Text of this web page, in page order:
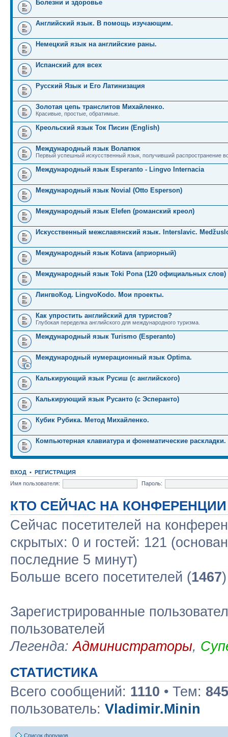
Болезни и здоровье
Английский язык. В помощь изучающим.
Немецкий язык на английские раны.
Испанский для всех
Русский Язык и Его Латинизация
Золотая цепь транслитов Михайленко.
Красивые, простые, обратимые.
Креольский язык Ток Писин (English)
Международный язык Волапюк
Первый успешный искусственный язык, получивший распространение
Международный язык Esperanto - Lingvo Internacia
Международный язык Novial (Otto Esperson)
Международный язык Elefen (романский креол)
Искусственный межславянский язык. Interslavic.
Международный язык Kotava (априорный)
Международный язык Toki Pona (120 официальных слов)
ЛингвоКод. LingvoKodo. Мои проекты.
Как упростить английский для туристов?
Глубокая переделка английского для международного туризма.
Международный язык Turismo (Esperanto)
Международный нумерационный язык Optima.
Калькирующий язык Русиш (с английского)
Калькирующий язык Русанто (с Эсперанто)
Кубик Рубика. Метод Михайленко.
Компьютерная клавиатура и фонематические раскладки.
ВХОД • РЕГИСТРАЦИЯ
Имя пользователя:
Пароль:
КТО СЕЙЧАС НА КОНФЕРЕНЦИИ
Сейчас посетителей на
скрытых: 0 и гостей: 121
последние 5 минут)
Больше всего посетителей (1467
Зарегистрированные
пользователей
Легенда:Администраторы,
СТАТИСТИКА
Всего сообщений: 1110 • Тем: 845
пользователь: Vladimir.Minin
Список форумов